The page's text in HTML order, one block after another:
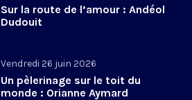
Sur la route de l’amour : Andéol
Dudouit
Vendredi 26 juin 2026
Un pèlerinage sur le toit du
monde : Orianne Aymard